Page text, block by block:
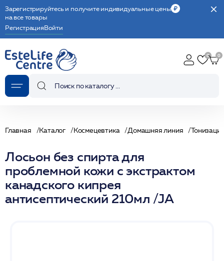
Зарегистрируйтесь и получите индивидуальные цены
на все товары
РегистрацияВойти
Главная Каталог Космецевтика Домашняя линия
Лосьон без спирта для
проблемной кожи с экстрактом
канадского кипрея
антисептический 210мл /JA